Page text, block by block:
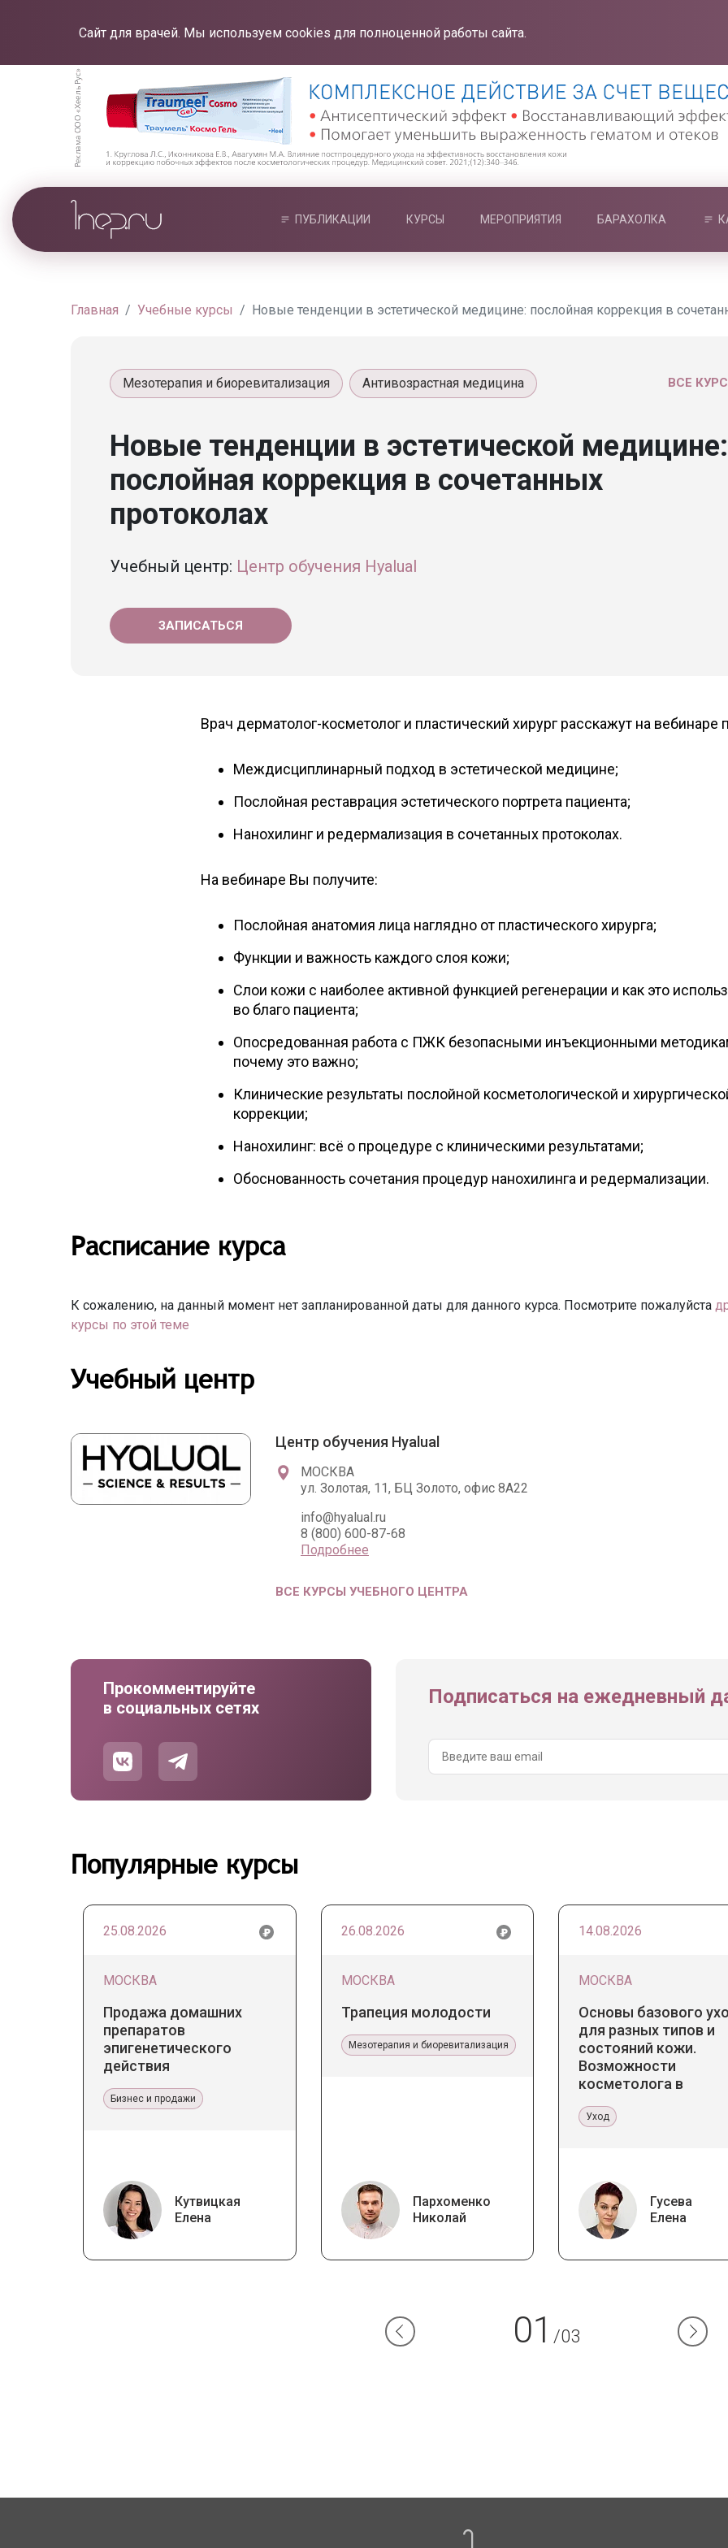
Сайт для врачей. Мы используем cookies для полноценной работы сайта.
ПУБЛИКАЦИИ КУРСЫ МЕРОПРИЯТИЯ БАРАХОЛКА
Главная Учебные курсы Новые тенденции в эстетической медицине: послойная коррекция в
ВСЕ
Мезотерапия и биоревитализация Антивозрастная медицина
Новые тенденции в эстетической медицине:
послойная коррекция в сочетанных
протоколах
Учебный центр: Центр обучения Hyalual
ЗАПИСАТЬСЯ
Врач дерматолог-косметолог и пластический хирург расскажут на вебинаре
Междисциплинарный подход в эстетической медицине;
Послойная реставрация эстетического портрета пациента;
Нанохилинг и редермализация в сочетанных протоколах.
На вебинаре Вы получите:
Послойная анатомия лица наглядно от пластического хирурга;
Функции и важность каждого слоя кожи;
Слои кожи с наиболее активной функцией регенерации и как это
во благо пациента;
Опосредованная работа с ПЖК безопасными инъекционными
почему это важно;
Клинические результаты послойной косметологической и
коррекции;
Нанохилинг: всё о процедуре с клиническими результатами;
Обоснованность сочетания процедур нанохилинга и редермализации.
Расписание курса
К сожалению, на данный момент нет запланированной даты для данного курса. Посмотрите пожалуйста
курсы по этой теме
Учебный центр
Центр обучения Hyalual
МОСКВА
ул. Золотая, 11, БЦ Золото, офис 8А22
info@hyalual.ru
8 (800) 600-87-68
Подробнее
ВСЕ КУРСЫ УЧЕБНОГО ЦЕНТРА
Прокомментируйте
в социальных сетях
Подписаться на ежедневный
Популярные курсы
25.08.2026
МОСКВА
Продажа домашних
препаратов
эпигенетического
действия
Бизнес и продажи
Кутвицкая
Елена
26.08.2026
МОСКВА
Трапеция молодости
Мезотерапия и биоревитализация
Пархоменко
Николай
14.08.2026
МОСКВА
Основы базового
для разных типов и
состояний кожи.
Возможности
косметолога в
Уход
Гусева
Елена
01 /03